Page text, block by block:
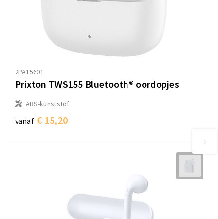
2PA15601
Prixton TWS155 Bluetooth® oordopjes
ABS-kunststof
vanaf € 15,20